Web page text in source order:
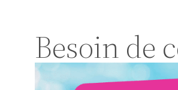
Besoin de